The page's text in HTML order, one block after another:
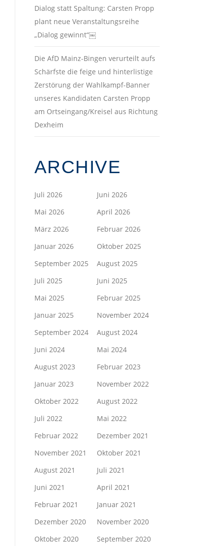
Dialog statt Spaltung: Carsten Propp
plant neue Veranstaltungsreihe
„Dialog gewinnt“￼
Die AfD Mainz-Bingen verurteilt aufs
Schärfste die feige und hinterlistige
Zerstörung der Wahlkampf-Banner
unseres Kandidaten Carsten Propp
am Ortseingang/Kreisel aus Richtung
Dexheim
ARCHIVE
Juli 2026
Juni 2026
Mai 2026
April 2026
März 2026
Februar 2026
Januar 2026
Oktober 2025
September 2025
August 2025
Juli 2025
Juni 2025
Mai 2025
Februar 2025
Januar 2025
November 2024
September 2024
August 2024
Juni 2024
Mai 2024
August 2023
Februar 2023
Januar 2023
November 2022
Oktober 2022
August 2022
Juli 2022
Mai 2022
Februar 2022
Dezember 2021
November 2021
Oktober 2021
August 2021
Juli 2021
Juni 2021
April 2021
Februar 2021
Januar 2021
Dezember 2020
November 2020
Oktober 2020
September 2020